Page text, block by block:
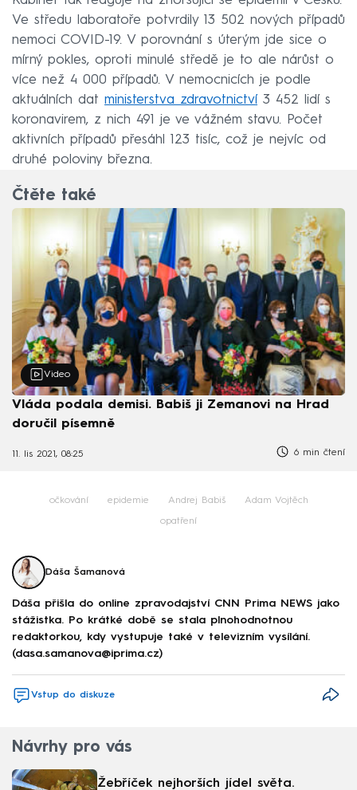
Ve středu laboratoře potvrdily 13 502 nových případů
nemoci COVID-19. V porovnání s úterým jde sice o
mírný pokles, oproti minulé středě je to ale nárůst o
více než 4 000 případů. V nemocnicích je podle
aktuálních dat ministerstva zdravotnictví 3 452 lidí s
koronavirem, z nich 491 je ve vážném stavu. Počet
aktivních případů přesáhl 123 tisíc, což je nejvíc od
druhé poloviny března.
Čtěte také
Video
Vláda podala demisi. Babiš ji Zemanovi na Hrad
doručil písemně
11. lis 2021, 08:25 6 min čtení
očkování epidemie Andrej Babiš Adam Vojtěch
opatření
Dáša Šamanová
Dáša přišla do online zpravodajství CNN Prima NEWS jako
stážistka. Po krátké době se stala plnohodnotnou
redaktorkou, kdy vystupuje také v televizním vysílání.
(dasa.samanova@iprima.cz)
Vstup do diskuze
Návrhy pro vás
Žebříček nejhorších jídel světa.